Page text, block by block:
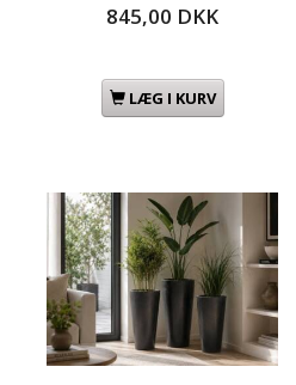
845,00 DKK
LÆG I KURV